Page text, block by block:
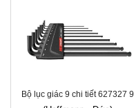
Bộ lục giác 9 chi tiết 627327 9